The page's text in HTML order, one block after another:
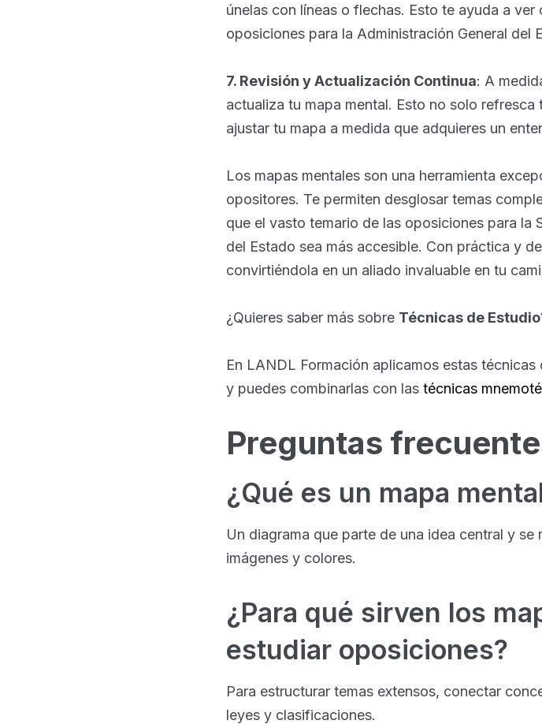
únelas con líneas o flechas. Esto te ayuda a
oposiciones para la Administración General del
7. Revisión y Actualización Continua: A
actualiza tu mapa mental. Esto no solo
ajustar tu mapa a medida que adquieres un
Los mapas mentales son una herramienta
opositores. Te permiten desglosar temas
que el vasto temario de las oposiciones para la
del Estado sea más accesible. Con práctica y
convirtiéndola en un aliado invaluable en tu
¿Quieres saber más sobre Técnicas de Estudio
En LANDL Formación aplicamos estas técnicas
y puedes combinarlas con las técnicas
Preguntas
¿Qué es un mapa
Un diagrama que parte de una idea central y
imágenes y colores.
¿Para qué sirven los
estudiar oposiciones?
Para estructurar temas extensos, conectar
leyes y clasificaciones.